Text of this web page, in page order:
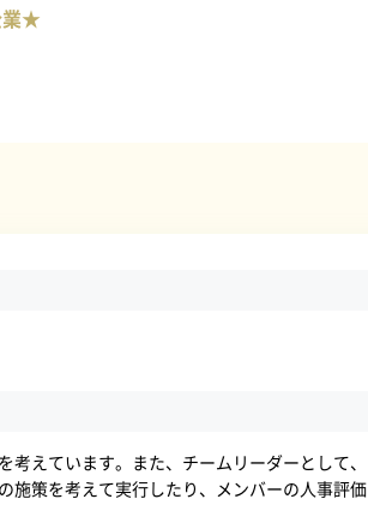
業★
えています。また、チームリーダーとして、
施策を考えて実行したり、メンバーの人事評価